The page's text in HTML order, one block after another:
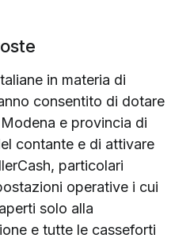
in materia di
consentito di dotare
e provincia di
contante e di attivare
particolari
operative i cui
solo alla
e tutte le casseforti